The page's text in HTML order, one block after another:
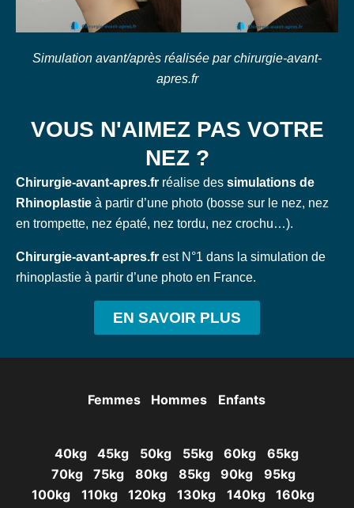
Simulation avant/après réalisée par chirurgie-avant-
apres.fr
VOUS N'AIMEZ PAS VOTRE
NEZ ?
Chirurgie-avant-apres.fr réalise des simulations de
Rhinoplastie à partir d’une photo (bosse sur le nez, nez
en trompette, nez épaté, nez tordu, nez crochu…).
Chirurgie-avant-apres.fr est N°1 dans la simulation de
rhinoplastie à partir d’une photo en France.
EN SAVOIR PLUS
Femmes Hommes Enfants
40kg 45kg 50kg 55kg 60kg
65kg
70kg
75kg 80kg 85kg 90kg
95kg
100kg
110kg 120kg 130kg 140kg 160kg